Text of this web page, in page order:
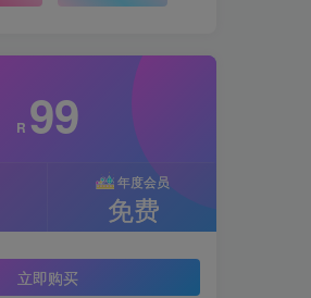
R 99
年度会员
免费
立即购买